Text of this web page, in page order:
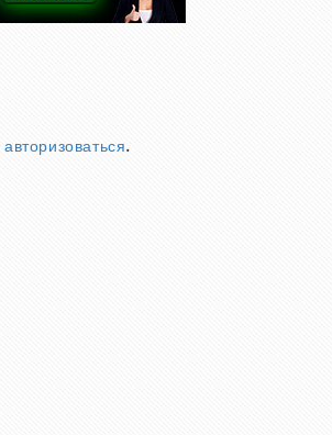
авторизоваться.